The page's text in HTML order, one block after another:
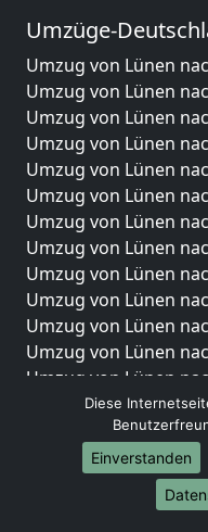
Umzüge-
Umzug von Lünen
Umzug von Lünen
Umzug von Lünen
Umzug von Lünen
Umzug von Lünen
Umzug von Lünen
Umzug von Lünen
Umzug von Lünen
Umzug von Lünen
Umzug von Lünen
Umzug von Lünen
Umzug von Lünen
Umzug von Lünen
Umzug von Lünen
Umzug von Lünen
Umzug von Lünen
Umzug von Lünen
Umzug von Lünen
Diese
Einverstanden